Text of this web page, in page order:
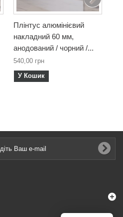
Плінтус алюмінієвий
накладний 60 мм,
анодований / чорний /...
540,00 грн
У Кошик